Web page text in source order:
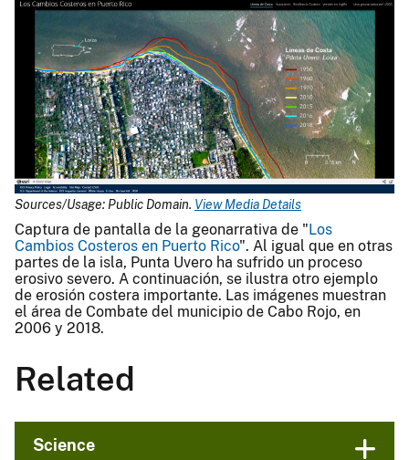
Sources/Usage: Public Domain. View Media Details
Captura de pantalla de la geonarrativa de "Los
Cambios Costeros en Puerto Rico". Al igual que en otras
partes de la isla, Punta Uvero ha sufrido un proceso
erosivo severo. A continuación, se ilustra otro ejemplo
de erosión costera importante. Las imágenes muestran
el área de Combate del municipio de Cabo Rojo, en
2006 y 2018.
Related
Science